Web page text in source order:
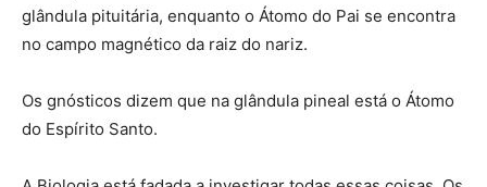
glândula pituitária, enquanto o Átomo do Pai se encontra
no campo magnético da raiz do nariz.
Os gnósticos dizem que na glândula pineal está o Átomo
do Espírito Santo.